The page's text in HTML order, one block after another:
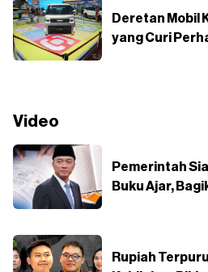
Deretan Mobil
yang Curi
Video
Pemerintah
Buku Ajar,
Rupiah